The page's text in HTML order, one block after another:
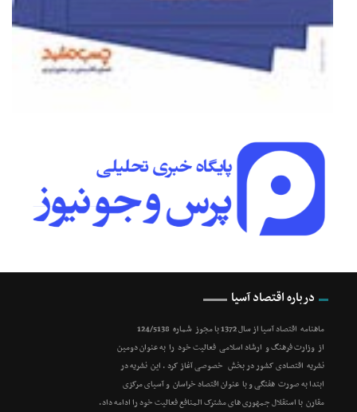
درباره اقتصاد آسیا
ماهنامه اقتصاد آسیا از سال 1372 با مجوز شماره 124/5138
از وزارت فرهنگ و ارشاد اسلامی فعالیت خود را به عنوان دومین
نشریه اقتصادی کشور در بخش خصوصی آغاز کرد . این نشریه در
ابتدا به صورت هفتگی و با عنوان اقتصاد خراسان و آسیای مرکزی
مقارن با استقلال جمهوری های مشترک المنافع فعالیت خود را ادامه داد.